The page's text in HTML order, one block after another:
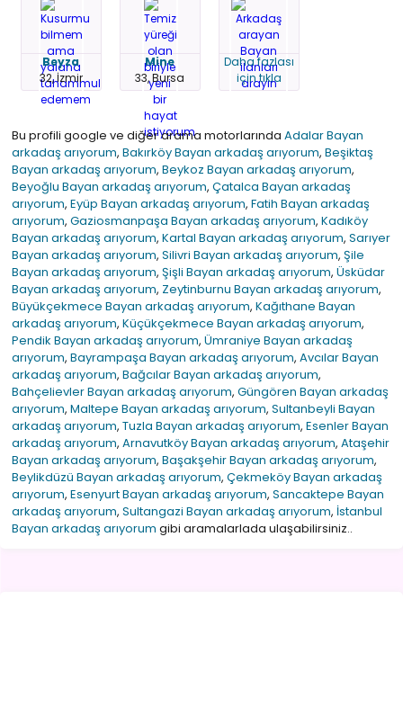
Beyza
32, İzmir
Mine
33, Bursa
Daha fazlası
için tıkla
Bu profili google ve diğer arama motorlarında Adalar Bayan
arkadaş arıyorum, Bakırköy Bayan arkadaş arıyorum, Beşiktaş
Bayan arkadaş arıyorum, Beykoz Bayan arkadaş arıyorum,
Beyoğlu Bayan arkadaş arıyorum, Çatalca Bayan arkadaş
arıyorum, Eyüp Bayan arkadaş arıyorum, Fatih Bayan arkadaş
arıyorum, Gaziosmanpaşa Bayan arkadaş arıyorum, Kadıköy
Bayan arkadaş arıyorum, Kartal Bayan arkadaş arıyorum, Sarıyer
Bayan arkadaş arıyorum, Silivri Bayan arkadaş arıyorum, Şile
Bayan arkadaş arıyorum, Şişli Bayan arkadaş arıyorum, Üsküdar
Bayan arkadaş arıyorum, Zeytinburnu Bayan arkadaş arıyorum,
Büyükçekmece Bayan arkadaş arıyorum, Kağıthane Bayan
arkadaş arıyorum, Küçükçekmece Bayan arkadaş arıyorum,
Pendik Bayan arkadaş arıyorum, Ümraniye Bayan arkadaş
arıyorum, Bayrampaşa Bayan arkadaş arıyorum, Avcılar Bayan
arkadaş arıyorum, Bağcılar Bayan arkadaş arıyorum,
Bahçelievler Bayan arkadaş arıyorum, Güngören Bayan arkadaş
arıyorum, Maltepe Bayan arkadaş arıyorum, Sultanbeyli Bayan
arkadaş arıyorum, Tuzla Bayan arkadaş arıyorum, Esenler Bayan
arkadaş arıyorum, Arnavutköy Bayan arkadaş arıyorum, Ataşehir
Bayan arkadaş arıyorum, Başakşehir Bayan arkadaş arıyorum,
Beylikdüzü Bayan arkadaş arıyorum, Çekmeköy Bayan arkadaş
arıyorum, Esenyurt Bayan arkadaş arıyorum, Sancaktepe Bayan
arkadaş arıyorum, Sultangazi Bayan arkadaş arıyorum, İstanbul
Bayan arkadaş arıyorum gibi aramalarlada ulaşabilirsiniz..